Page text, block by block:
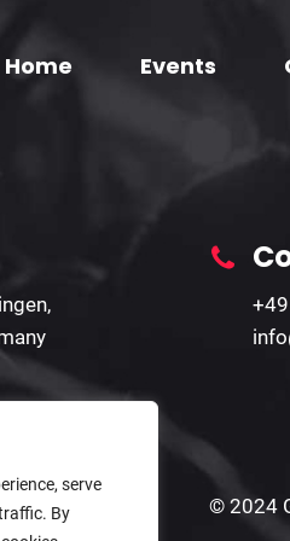
serve
By
Home Events
© 2024